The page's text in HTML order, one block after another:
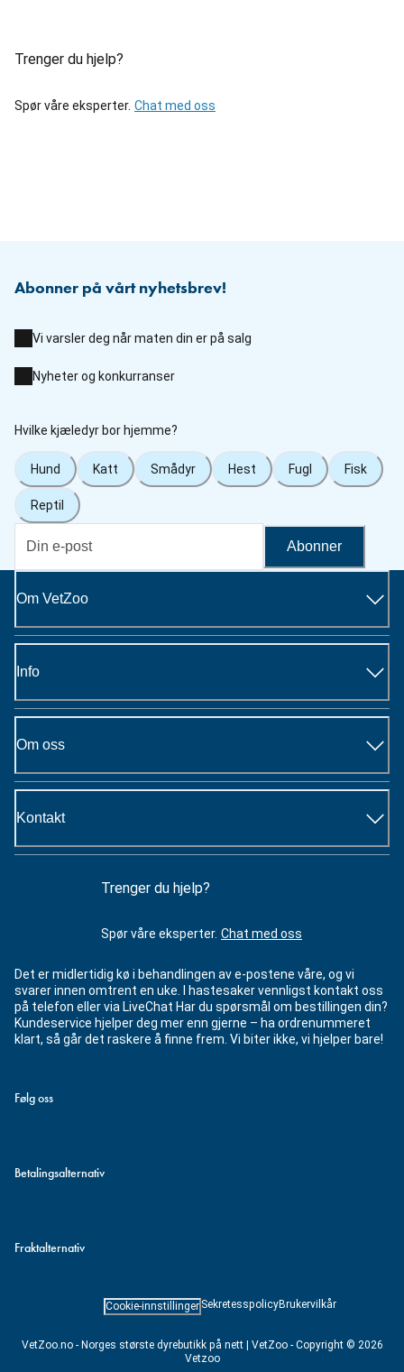
Trenger du hjelp?
Spør våre eksperter. Chat med oss
Abonner på vårt nyhetsbrev!
Vi varsler deg når maten din er på salg
Nyheter og konkurranser
Hvilke kjæledyr bor hjemme?
Hund Katt Smådyr Hest Fugl Fisk
Reptil
Abonner
Om VetZoo
Info
Om oss
Kontakt
Trenger du hjelp?
Spør våre eksperter. Chat med oss
Det er midlertidig kø i behandlingen av e-postene våre, og vi
svarer innen omtrent en uke. I hastesaker vennligst kontakt oss
på telefon eller via LiveChat Har du spørsmål om bestillingen din?
Kundeservice hjelper deg mer enn gjerne – ha ordrenummeret
klart, så går det raskere å finne frem. Vi biter ikke, vi hjelper bare!
Følg oss
Betalingsalternativ
Fraktalternativ
VetZoo.no - Norges største dyrebutikk på nett | VetZoo - Copyright © 2026
Vetzoo
Cookie-innstillinger SekretesspolicyBrukervilkår